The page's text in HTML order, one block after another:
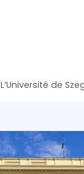
L’Université de